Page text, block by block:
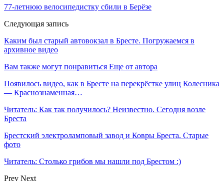
77-летнюю велосипедистку сбили в Берёзе
Следующая запись
Каким был старый автовокзал в Бресте. Погружаемся в
архивное видео
Вам также могут понравиться Еще от автора
Появилось видео, как в Бресте на перекрёстке улиц Колесника
— Краснознаменная…
Читатель: Как так получилось? Неизвестно. Сегодня возле
Бреста
Брестский электроламповый завод и Ковры Бреста. Старые
фото
Читатель: Столько грибов мы нашли под Брестом :)
Prev Next